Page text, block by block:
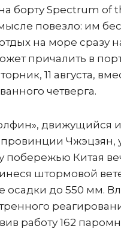
борту Spectrum of
повезло: им
на море сразу
причалить в
11 августа,
четверга.
движущийся
Чжэцзян,
побережью Китая
штормовой
осадки до 550 мм.
работу 162